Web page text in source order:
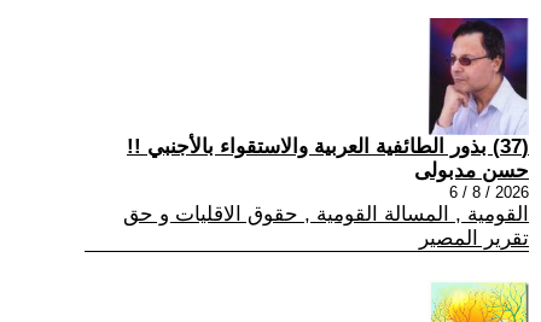
(37) بذور الطائفية العربية والاستقواء بالأجنبي !!
حسن مدبولى
2026 / 8 / 6
القومية , المسالة القومية , حقوق الاقليات و حق
تقرير المصير